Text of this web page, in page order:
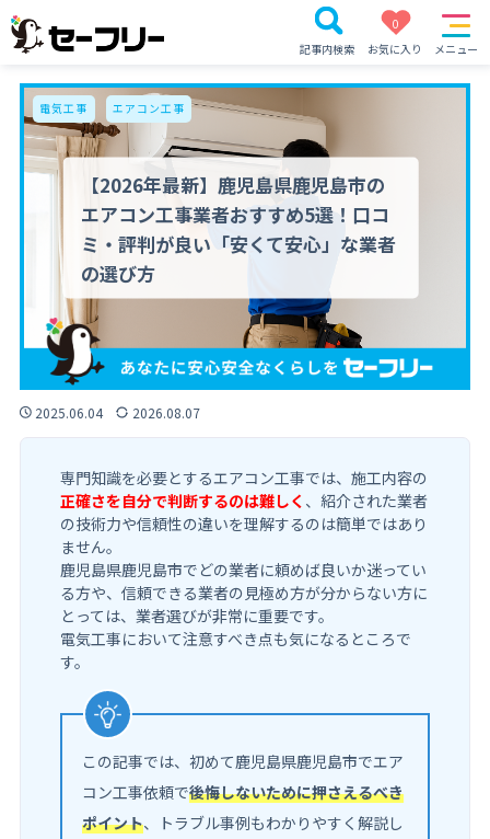
記事内検索
0
お気に入り
メニュー
【2026年最新】鹿児島県鹿児島市の
エアコン工事業者おすすめ5選！口コ
ミ・評判が良い「安くて安心」な業者
の選び方
電気工事 エアコン工事
2025.06.04 2026.08.07
専門知識を必要とするエアコン工事では、施工内容の
正確さを自分で判断するのは難しく 、紹介された業者
の技術力や信頼性の違いを理解するのは簡単ではあり
ません。
鹿児島県鹿児島市でどの業者に頼めば良いか迷ってい
る方や、信頼できる業者の見極め方が分からない方に
とっては、業者選びが非常に重要です。
電気工事において注意すべき点も気になるところで
す。
この記事では、初めて鹿児島県鹿児島市でエア
コン工事依頼で後悔しないために押さえるべき
ポイント、トラブル事例もわかりやすく解説し